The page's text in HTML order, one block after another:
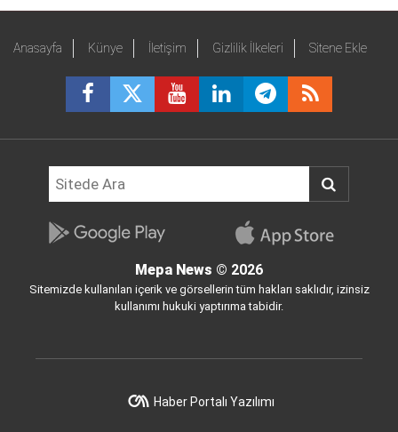
Anasayfa Künye İletişim Gizlilik İlkeleri Sitene Ekle
Mepa News © 2026
Sitemizde kullanılan içerik ve görsellerin tüm hakları saklıdır, izinsiz
kullanımı hukuki yaptırıma tabidir.
Haber Portalı Yazılımı